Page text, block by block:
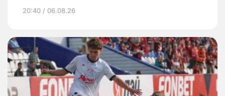
20:40 / 06.08.26